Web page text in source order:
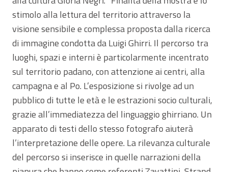
stimolo alla lettura del territorio attraverso la
visione sensibile e complessa proposta dalla ricerca
di immagine condotta da Luigi Ghirri. Il percorso tra
luoghi, spazi e interni è particolarmente incentrato
sul territorio padano, con attenzione ai centri, alla
campagna e al Po. L’esposizione si rivolge ad un
pubblico di tutte le età e le estrazioni socio culturali,
grazie all’immediatezza del linguaggio ghirriano. Un
apparato di testi dello stesso fotografo aiuterà
l’interpretazione delle opere. La rilevanza culturale
del percorso si inserisce in quelle narrazioni della